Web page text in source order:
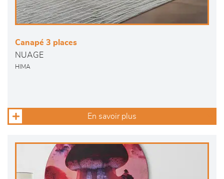
Canapé 3 places
NUAGE
HIMA
En savoir plus